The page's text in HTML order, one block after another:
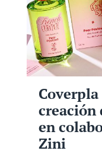
creación
en
Zini